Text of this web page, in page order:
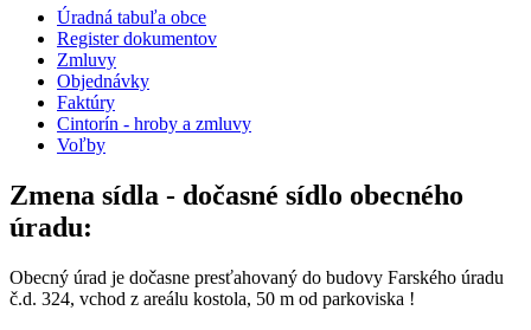
Úradná tabuľa obce
Register dokumentov
Zmluvy
Objednávky
Faktúry
Cintorín - hroby a zmluvy
Voľby
Zmena sídla - dočasné sídlo obecného
úradu:
Obecný úrad je dočasne presťahovaný do budovy Farského úradu
č.d. 324, vchod z areálu kostola, 50 m od parkoviska !